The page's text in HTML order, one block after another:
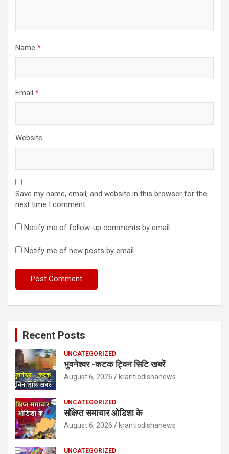
Name *
Email *
Website
Save my name, email, and website in this browser for the
next time I comment.
Notify me of follow-up comments by email.
Notify me of new posts by email.
Recent Posts
UNCATEGORIZED
भुवनेश्वर -कटक ट्विन सिटि खबरें
August 6, 2026 krantiodishanews
UNCATEGORIZED
संक्षिप्त समाचार ओडिशा के
August 6, 2026 krantiodishanews
UNCATEGORIZED